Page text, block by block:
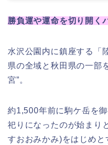
勝負運や運命を切り開く
水沢公園内に鎮座する「
県の全域と秋田県の一部
宮”。
約1,500年前に駒ケ岳を
祀りになったのが始まり
すおおみかみ)をはじめ